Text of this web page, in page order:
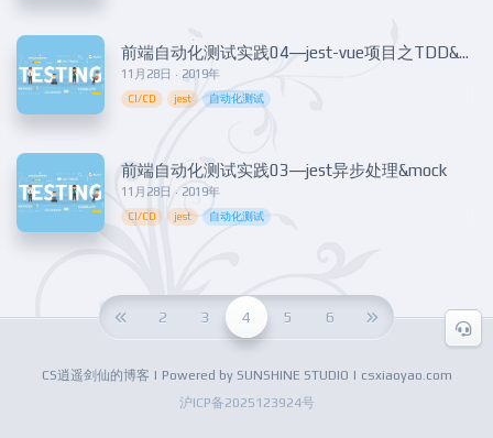
11月28日 · 2019年
前端自动化测试实践04—jest-vue项目之TDD&BDD
CI/CD jest 自动化测试
11月28日 · 2019年
前端自动化测试实践03—jest异步处理&mock
CI/CD jest 自动化测试
2 3 4 5 6
CS逍遥剑仙的博客 | Powered by SUNSHINE STUDIO | csxiaoyao.com
沪ICP备2025123924号